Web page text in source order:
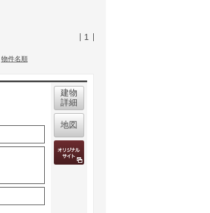
1
物件名順
建物
詳細
地図